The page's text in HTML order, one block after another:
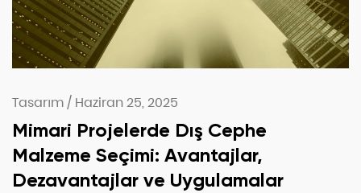
Tasarım/ Haziran 25, 2025
Mimari Projelerde Dış Cephe
Malzeme Seçimi: Avantajlar,
Dezavantajlar ve Uygulamalar